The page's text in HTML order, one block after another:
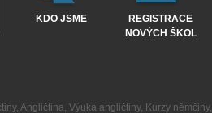
KDO JSME
REGISTRACE
NOVÝCH ŠKOL
, Angličtina, Výuka angličtiny, Kurzy němčiny,